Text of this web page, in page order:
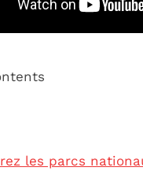
les parcs